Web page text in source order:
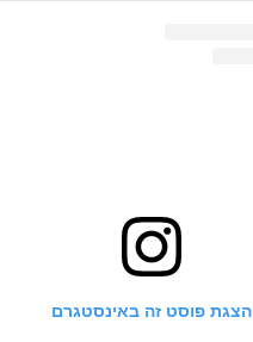
הצגת פוסט זה באינסטגרם